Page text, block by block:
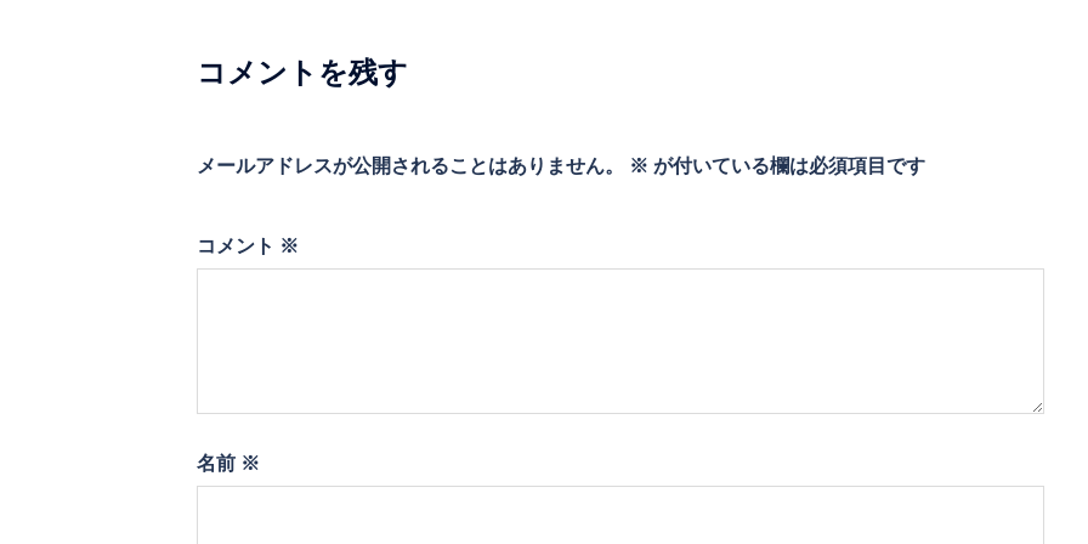
コメントを残す
メールアドレスが公開されることはありません。 ※ が付いている欄は必須項目です
コメント ※
名前 ※